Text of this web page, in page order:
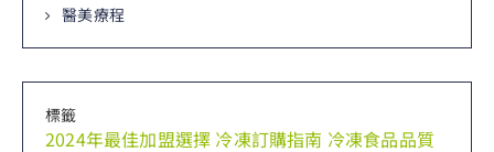
醫美療程
標籤
2024年最佳加盟選擇 冷凍訂購指南 冷凍食品品質